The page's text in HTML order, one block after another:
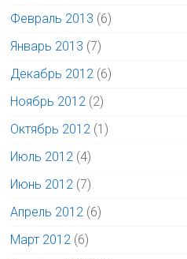
Февраль 2013 (6)
Январь 2013 (7)
Декабрь 2012 (6)
Ноябрь 2012 (2)
Октябрь 2012 (1)
Июль 2012 (4)
Июнь 2012 (7)
Апрель 2012 (6)
Март 2012 (6)